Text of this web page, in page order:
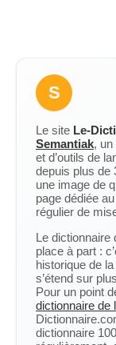
S
Le site Le-
Semantiak,
et d’outils de
depuis plus de
une image de
page dédiée
régulier de
Le dictionnaire
place à part :
historique de
s’étend sur
Pour un point
dictionnaire de
dictionnaire